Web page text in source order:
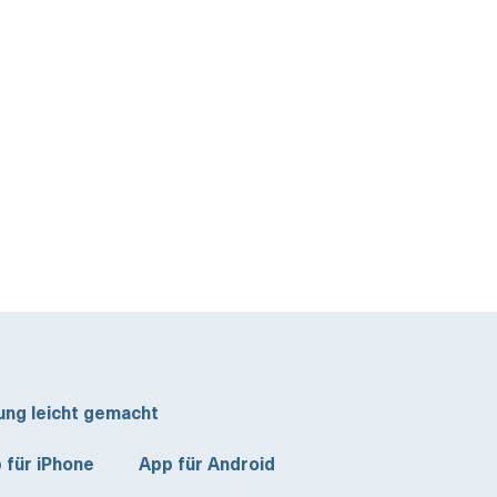
leicht gemacht
für iPhone App für Android